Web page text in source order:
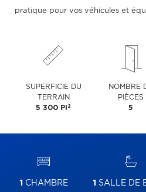
pratique pour vos véhicules et
SUPERFICIE DU
TERRAIN
5 300 PI 2
NOMBRE
PIÈCES
5
1 CHAMBRE 1 SALLE DE